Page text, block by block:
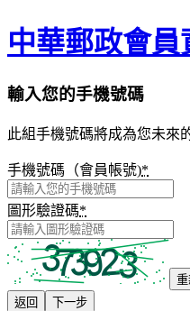
中華郵政會員
輸入您的手機號碼
此組手機號碼將成為您未來
手機號碼（會員帳號)*
圖形驗證碼*
返回
下一步